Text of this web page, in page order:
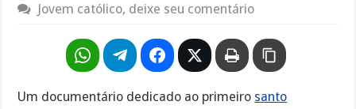
Jovem católico, deixe seu comentário
Um documentário dedicado ao primeiro santo